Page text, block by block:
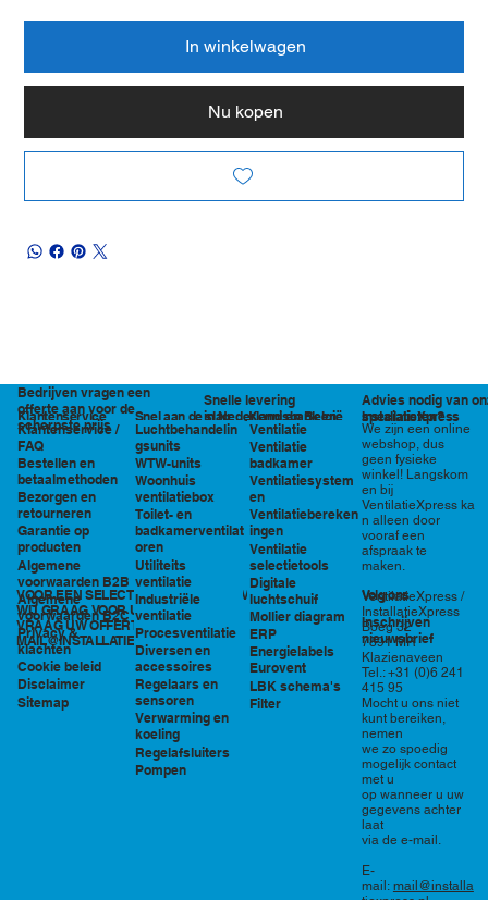
In winkelwagen
Nu kopen
Klantenservice
Klantenservice /
FAQ
Bestellen en
betaalmethoden
Bezorgen en
retourneren
Garantie op
producten
Algemene
voorwaarden B2B
Algemene
voorwaarden B2C
Privacy &
klachten
Cookie beleid
Disclaimer
Sitemap
VOOR EEN SELECTIE EN PRIJSOPGAVE STAAN
WIJ GRAAG VOOR U KLAAR!
VRAAG UW OFFERTE AAN VIA
MAIL@INSTALLATIEXPRESS.NL
Bedrijven vragen een
offerte aan voor de
scherpste prijs
Snelle levering
in Nederland en België
Advies nodig van
specialisten?
Snel aan de slag
Luchtbehandelin
gsunits
WTW-units
Woonhuis
ventilatiebox
Toilet- en
badkamerventilat
oren
Utiliteits
ventilatie
Industriële
ventilatie
Procesventilatie
Diversen en
accessoires
Regelaars en
sensoren
Verwarming en
koeling
Regelafsluiters
Pompen
Kennisbank en
tools
Ventilatie
Ventilatie
badkamer
Ventilatiesystem
en
Ventilatiebereken
ingen
Ventilatie
selectietools
Digitale
luchtschuif
Mollier diagram
ERP
Energielabels
Eurovent
LBK schema's
Filter
We zijn een online
webshop, dus
geen fysieke
winkel! Langskom
en bij
VentilatieXpress ka
n alleen door
vooraf een
afspraak te
maken.
VentilatieXpress /
InstallatieXpress
Boeg 32
7891 MR
Klazienaveen
Tel.: +31 (0)6 241
415 95
Mocht u ons niet
kunt bereiken,
nemen
we zo spoedig
mogelijk contact
met u
op wanneer u uw
gegevens achter
laat
via de e-mail.
E-
mail: mail@installa
InstallatieXpress
Volg ons
Inschrijven
nieuwsbrief